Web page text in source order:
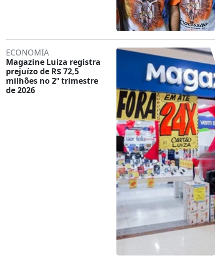
ECONOMIA
Magazine Luiza registra
prejuízo de R$ 72,5
milhões no 2º trimestre
de 2026